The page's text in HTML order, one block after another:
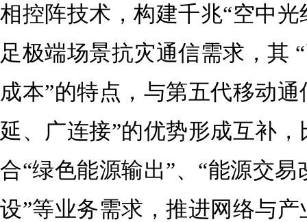
相控阵技术，构建千兆“空中
足极端场景抗灾通信需求，其
成本”的特点，与第五代移动
延、广连接”的优势形成互补
合“绿色能源输出”、“能源交易
设”等业务需求，推进网络与